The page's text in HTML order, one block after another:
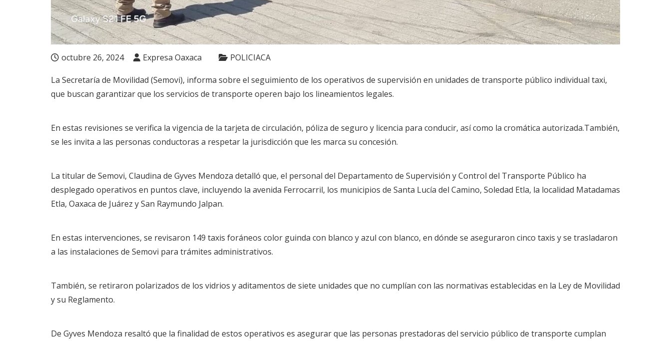
octubre 26, 2024 Expresa Oaxaca POLICIACA
La Secretaría de Movilidad (Semovi), informa sobre el seguimiento de los operativos de supervisión en unidades de transporte público individual taxi,
que buscan garantizar que los servicios de transporte operen bajo los lineamientos legales.
En estas revisiones se verifica la vigencia de la tarjeta de circulación, póliza de seguro y licencia para conducir, así como la cromática autorizada.También,
se les invita a las personas conductoras a respetar la jurisdicción que les marca su concesión.
La titular de Semovi, Claudina de Gyves Mendoza detalló que, el personal del Departamento de Supervisión y Control del Transporte Público ha
desplegado operativos en puntos clave, incluyendo la avenida Ferrocarril, los municipios de Santa Lucía del Camino, Soledad Etla, la localidad Matadamas
Etla, Oaxaca de Juárez y San Raymundo Jalpan.
En estas intervenciones, se revisaron 149 taxis foráneos color guinda con blanco y azul con blanco, en dónde se aseguraron cinco taxis y se trasladaron
a las instalaciones de Semovi para trámites administrativos.
También, se retiraron polarizados de los vidrios y aditamentos de siete unidades que no cumplían con las normativas establecidas en la Ley de Movilidad
y su Reglamento.
De Gyves Mendoza resaltó que la finalidad de estos operativos es asegurar que las personas prestadoras del servicio público de transporte cumplan